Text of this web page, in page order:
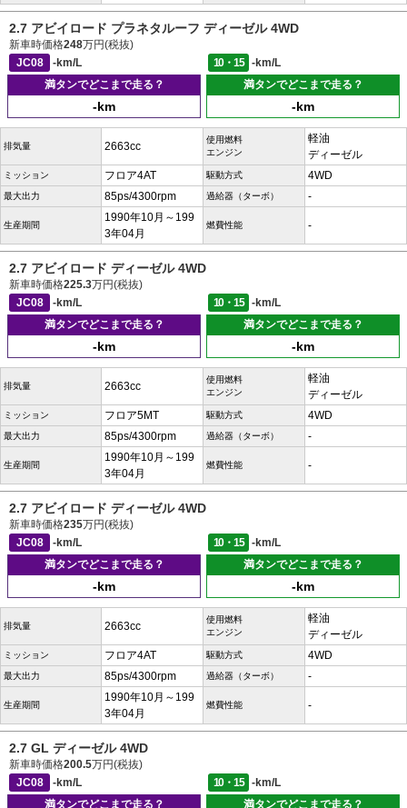
2.7 アビイロード プラネタルーフ ディーゼル 4WD
新車時価格248万円(税抜)
JC08
-km/L 10・15
-km/L
満タンでどこまで走る？
-km
満タンでどこまで走る？
-km
排気量 2663cc
使用燃料
エンジン
軽油
ディーゼル
ミッション フロア4AT 駆動方式 4WD
最大出力 85ps/4300rpm 過給器（ターボ） -
生産期間
1990年10月～199
3年04月
燃費性能 -
2.7 アビイロード ディーゼル 4WD
新車時価格225.3万円(税抜)
JC08
-km/L 10・15
-km/L
満タンでどこまで走る？
-km
満タンでどこまで走る？
-km
排気量 2663cc
使用燃料
エンジン
軽油
ディーゼル
ミッション フロア5MT 駆動方式 4WD
最大出力 85ps/4300rpm 過給器（ターボ） -
生産期間
1990年10月～199
3年04月
燃費性能 -
2.7 アビイロード ディーゼル 4WD
新車時価格235万円(税抜)
JC08
-km/L 10・15
-km/L
満タンでどこまで走る？
-km
満タンでどこまで走る？
-km
排気量 2663cc
使用燃料
エンジン
軽油
ディーゼル
ミッション フロア4AT 駆動方式 4WD
最大出力 85ps/4300rpm 過給器（ターボ） -
生産期間
1990年10月～199
3年04月
燃費性能 -
2.7 GL ディーゼル 4WD
新車時価格200.5万円(税抜)
JC08
-km/L 10・15
-km/L
満タンでどこまで走る？
満タンでどこまで走る？